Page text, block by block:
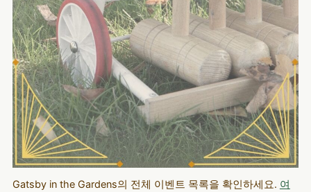
Gatsby in the Gardens의 전체 이벤트 목록을 확인하세요. 여